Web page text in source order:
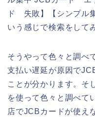
ド 失敗】【シンプル
いう感じで検索をして
そうやって色々と調べ
支払い遅延が原因で
ことが分かります。そ
を使って色々と調べて
店でJCBカードが使え